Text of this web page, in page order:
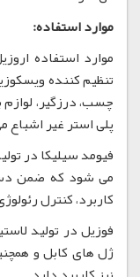
موارد استفاده:
موارد استفاده
تنظیم کننده
چسب، درزگیر،
پلی استر غیر اشباع
فیومد سیلیکا در
می شود که ضمن
کاربرد، کنترل
ژل های کابل و